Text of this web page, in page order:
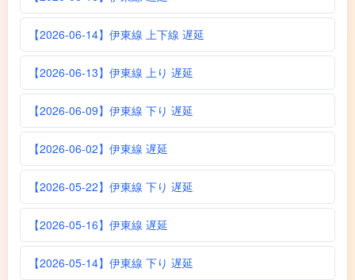
【2026-06-14】伊東線 上下線 遅延
【2026-06-13】伊東線 上り 遅延
【2026-06-09】伊東線 下り 遅延
【2026-06-02】伊東線 遅延
【2026-05-22】伊東線 下り 遅延
【2026-05-16】伊東線 遅延
【2026-05-14】伊東線 下り 遅延